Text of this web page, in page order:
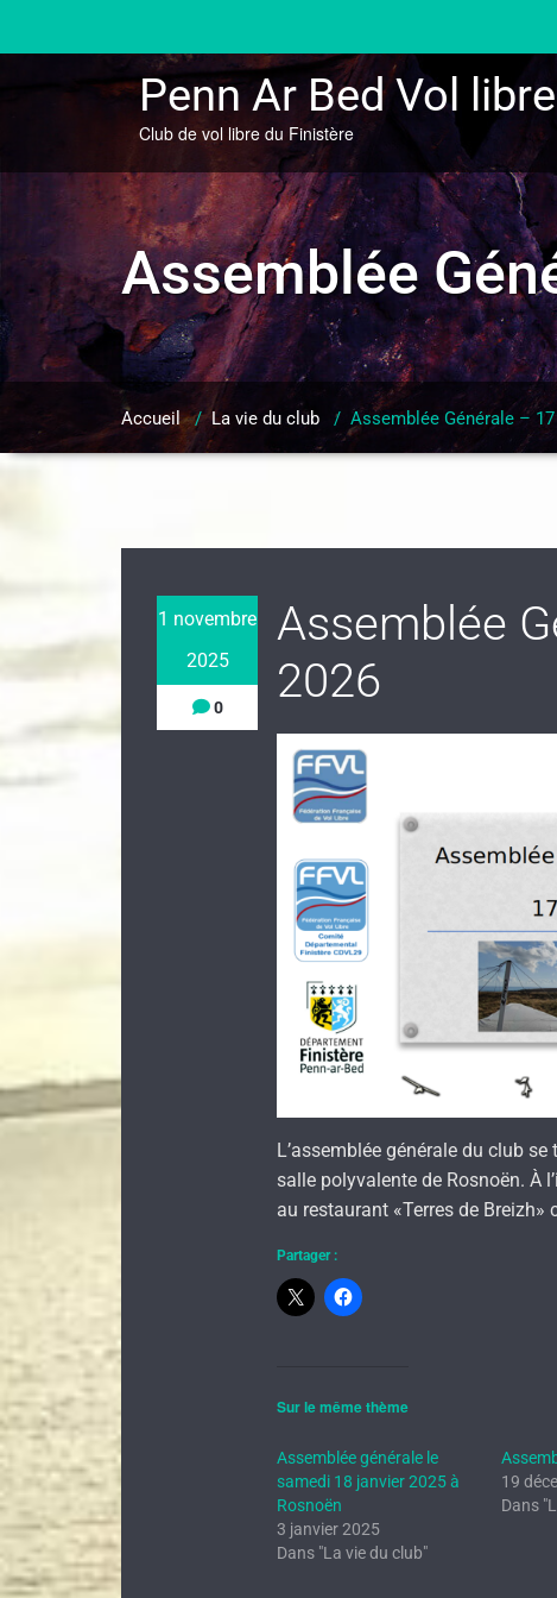
content
Penn Ar Bed Vol libre
Club de vol libre du Finistère
Assemblée
Accueil/La vie du club / Assemblée Générale –
1 novembre
2025
0
Assemblée
2026
L’assemblée générale du club
salle polyvalente de Rosnoën. À
au restaurant «Terres de Breizh»
Partager :
Sur le même thème
Assemblée générale le
samedi 18 janvier 2025 à
Rosnoën
3 janvier 2025
Dans "La vie du club"
19
Dans